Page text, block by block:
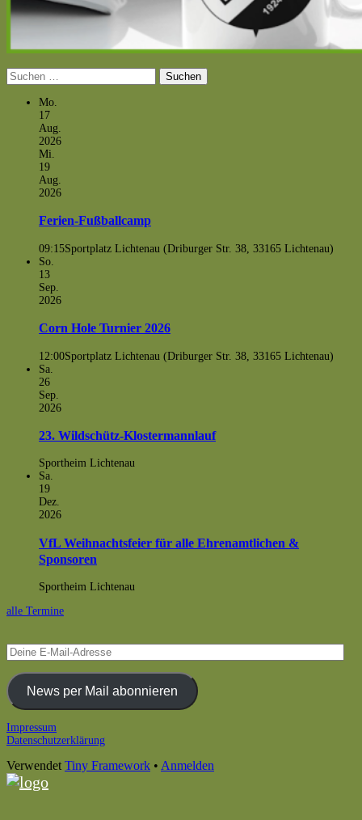
Suchen
nach:
Mo.
17
Aug.
2026
Mi.
19
Aug.
2026
Ferien-Fußballcamp
09:15Sportplatz Lichtenau (Driburger Str. 38, 33165 Lichtenau)
So.
13
Sep.
2026
Corn Hole Turnier 2026
12:00Sportplatz Lichtenau (Driburger Str. 38, 33165 Lichtenau)
Sa.
26
Sep.
2026
23. Wildschütz-Klostermannlauf
Sportheim Lichtenau
Sa.
19
Dez.
2026
VfL Weihnachtsfeier für alle Ehrenamtlichen &
Sponsoren
Sportheim Lichtenau
alle Termine
Deine
E-
Mail-
AdresseNews per Mail abonnieren
Footer
Inhalt
Impressum
Datenschutzerklärung
Verwendet Tiny Framework • Anmelden